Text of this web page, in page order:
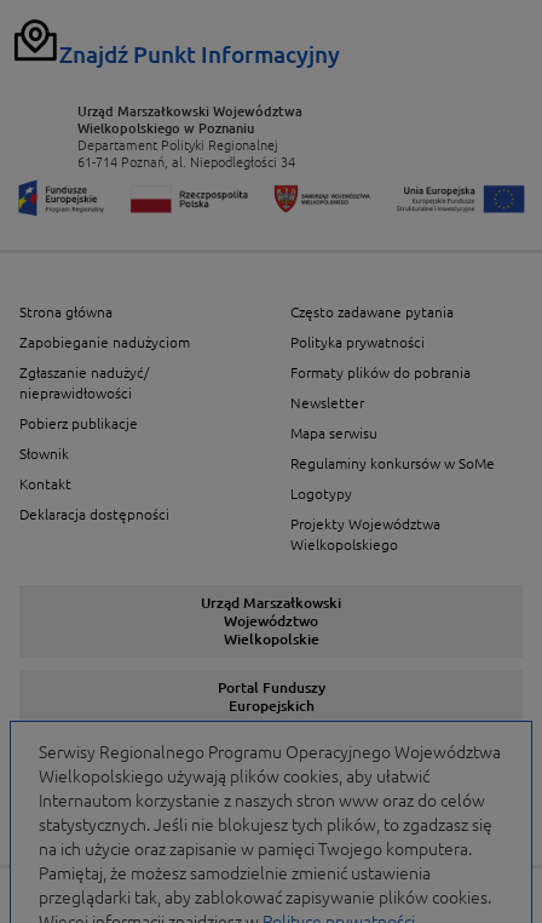
Znajdź Punkt Informacyjny
Urząd Marszałkowski Województwa
Wielkopolskiego w Poznaniu
Departament Polityki Regionalnej
61-714 Poznań, al. Niepodległości 34
Strona główna
Zapobieganie nadużyciom
Zgłaszanie nadużyć/
nieprawidłowości
Pobierz publikacje
Słownik
Kontakt
Deklaracja dostępności
Często zadawane pytania
Polityka prywatności
Formaty plików do pobrania
Newsletter
Mapa serwisu
Regulaminy konkursów w SoMe
Logotypy
Projekty Województwa
Wielkopolskiego
Urząd Marszałkowski
Województwo
Wielkopolskie
Portal Funduszy
Europejskich
Serwisy Programów
Portal finansowany przez Unię Europejską w ramach
Serwisy Regionalnego Programu Operacyjnego Województwa
Wielkopolskiego używają plików cookies, aby ułatwić
Internautom korzystanie z naszych stron www oraz do celów
statystycznych. Jeśli nie blokujesz tych plików, to zgadzasz się
na ich użycie oraz zapisanie w pamięci Twojego komputera.
Pamiętaj, że możesz samodzielnie zmienić ustawienia
przeglądarki tak, aby zablokować zapisywanie plików cookies.